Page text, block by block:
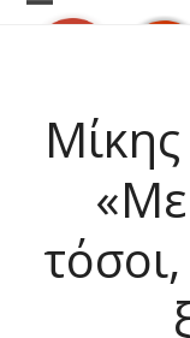
Skip
Open
menu
Close
menu